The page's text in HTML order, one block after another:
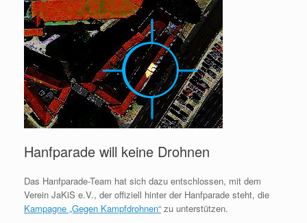
Hanfparade will keine Drohnen
Das Hanfparade-Team hat sich dazu entschlossen, mit dem
Verein JaKiS e.V., der offiziell hinter der Hanfparade steht, die
Kampagne „Gegen Kampfdrohnen“ zu unterstützen.